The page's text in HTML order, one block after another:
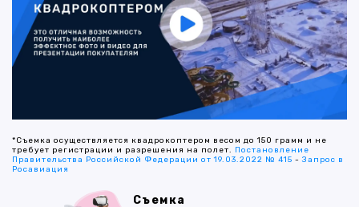
*Съемка осуществляется квадрокоптером весом до 150 грамм и не
требует регистрации и разрешения на полет. Постановление
Правительства Российской Федерации от 19.03.2022 № 415 -Запрос в
Росавиация
Съемка